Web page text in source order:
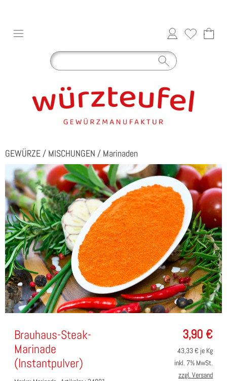
GEWÜRZE / MISCHUNGEN / Marinaden
3,90 €
Brauhaus-Steak-
Marinade
(Instantpulver)
43,33€ je Kg
inkl. 7% MwSt.
zzgl. Versand